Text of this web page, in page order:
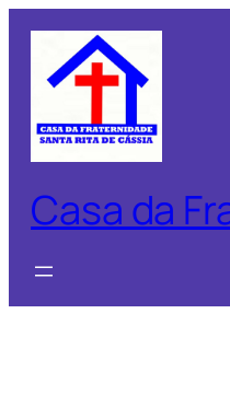
conteúdo
Casa da